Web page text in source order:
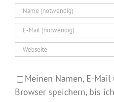
Meinen Namen, E-
Browser speichern, bis